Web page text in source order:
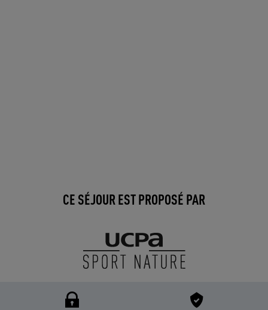
CE SÉJOUR EST PROPOSÉ PAR